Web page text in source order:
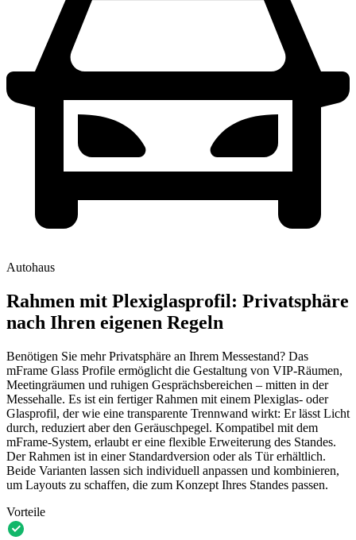
Autohaus
Rahmen mit Plexiglasprofil: Privatsphäre
nach Ihren eigenen Regeln
Benötigen Sie mehr Privatsphäre an Ihrem Messestand? Das
mFrame Glass Profile ermöglicht die Gestaltung von VIP-Räumen,
Meetingräumen und ruhigen Gesprächsbereichen – mitten in der
Messehalle. Es ist ein fertiger Rahmen mit einem Plexiglas- oder
Glasprofil, der wie eine transparente Trennwand wirkt: Er lässt Licht
durch, reduziert aber den Geräuschpegel. Kompatibel mit dem
mFrame-System, erlaubt er eine flexible Erweiterung des Standes.
Der Rahmen ist in einer Standardversion oder als Tür erhältlich.
Beide Varianten lassen sich individuell anpassen und kombinieren,
um Layouts zu schaffen, die zum Konzept Ihres Standes passen.
Vorteile